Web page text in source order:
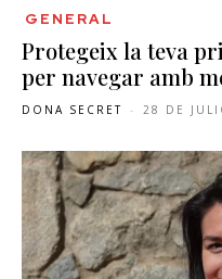
GENERAL
Protegeix la teva
per navegar amb
DONA SECRET - 28 DE